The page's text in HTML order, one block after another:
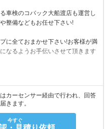
に全ておまかせ下さい!お客様が満
カーセンサー経由で行われ、回答
きます。
今すぐ
・見積り依頼